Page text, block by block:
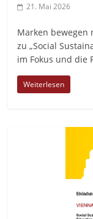
21. Mai 2026
Marken bewegen
zu „Social
im Fokus und die
Weiterlesen